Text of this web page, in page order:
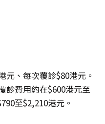
、每次覆診$80港元。
診費用約在$600港元至
至$2,210港元。